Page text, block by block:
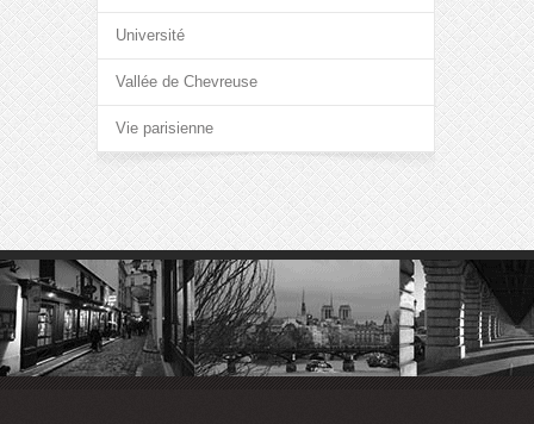
Université
Vallée de Chevreuse
Vie parisienne